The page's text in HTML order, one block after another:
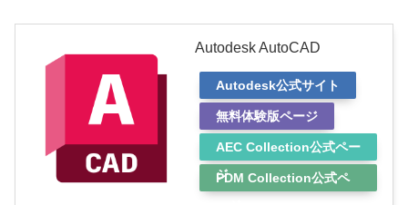
Autodesk AutoCAD
Autodesk公式サイト
無料体験版ページ
AEC Collection公式ペー
ジ
PDM Collection公式ペ